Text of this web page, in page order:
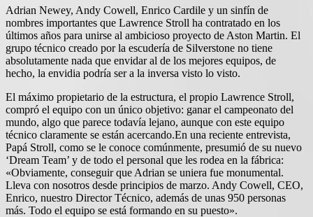
Adrian Newey, Andy Cowell, Enrico Cardile y un sinfín de
nombres importantes que Lawrence Stroll ha contratado en los
últimos años para unirse al ambicioso proyecto de Aston Martin. El
grupo técnico creado por la escudería de Silverstone no tiene
absolutamente nada que envidar al de los mejores equipos, de
hecho, la envidia podría ser a la inversa visto lo visto.
El máximo propietario de la estructura, el propio Lawrence Stroll,
compró el equipo con un único objetivo: ganar el campeonato del
mundo, algo que parece todavía lejano, aunque con este equipo
técnico claramente se están acercando.En una reciente entrevista,
Papá Stroll, como se le conoce comúnmente, presumió de su nuevo
‘Dream Team’ y de todo el personal que les rodea en la fábrica:
«Obviamente, conseguir que Adrian se uniera fue monumental.
Lleva con nosotros desde principios de marzo. Andy Cowell, CEO,
Enrico, nuestro Director Técnico, además de unas 950 personas
más. Todo el equipo se está formando en su puesto».